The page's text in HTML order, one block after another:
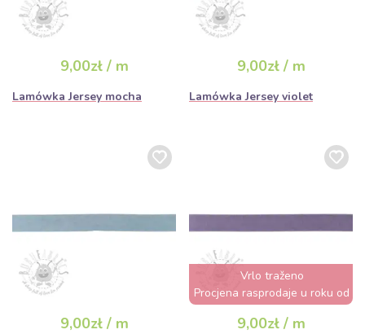
9,00zł / m
Lamówka Jersey mocha
9,00zł / m
Lamówka Jersey violet
9,00zł / m
Vrlo traženo
Procjena rasprodaje u roku od
nekoliko sati
9,00zł / m